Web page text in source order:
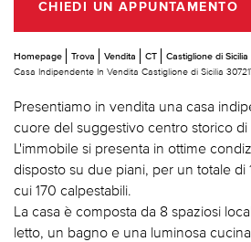
CHIEDI UN APPUNTAMENTO
Homepage Trova Vendita CT Castiglione di Sicilia
Casa Indipendente In Vendita Castiglione di Sicilia
Presentiamo in vendita una casa
cuore del suggestivo centro storico di
L'immobile si presenta in ottime
disposto su due piani, per un totale di
cui 170 calpestabili.
La casa è composta da 8 spaziosi
letto, un bagno e una luminosa